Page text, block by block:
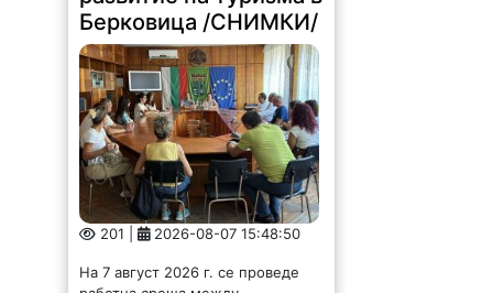
Потрес! Ломчани
задръстили
канализация с
парцали и завивки /
СНИМКИ/